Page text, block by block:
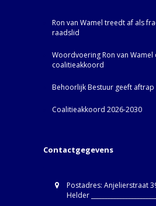
Ron van Wamel treedt af als
raadslid
Woordvoering Ron van Wamel
coalitieakkoord
Behoorlijk Bestuur geeft
Coalitieakkoord 2026-2030
Contactgegevens
Postadres: Anjelierstraat
Helder